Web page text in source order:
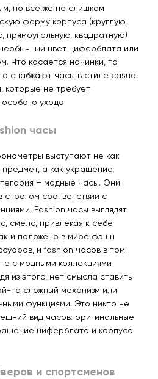
но все же не слишком
форму корпуса (круглую,
прямоугольную, квадратную)
цвет циферблата или
Что касается начинки, то
снабжают часы в стиле сasual
которые не требует
ухода.
часы
выступают не как
а как украшение,
– модные часы. Они
строгом соответствии с
Fashion часы выглядят
смело, привлекая к себе
и положено в мире фэшн
и fashion часов в том
с модными коллекциями
из этого, нет смысла ставить
то сложный механизм или
функциями. Это никто не
вид часов: оригинальные
циферблата и корпуса
и спортсменов